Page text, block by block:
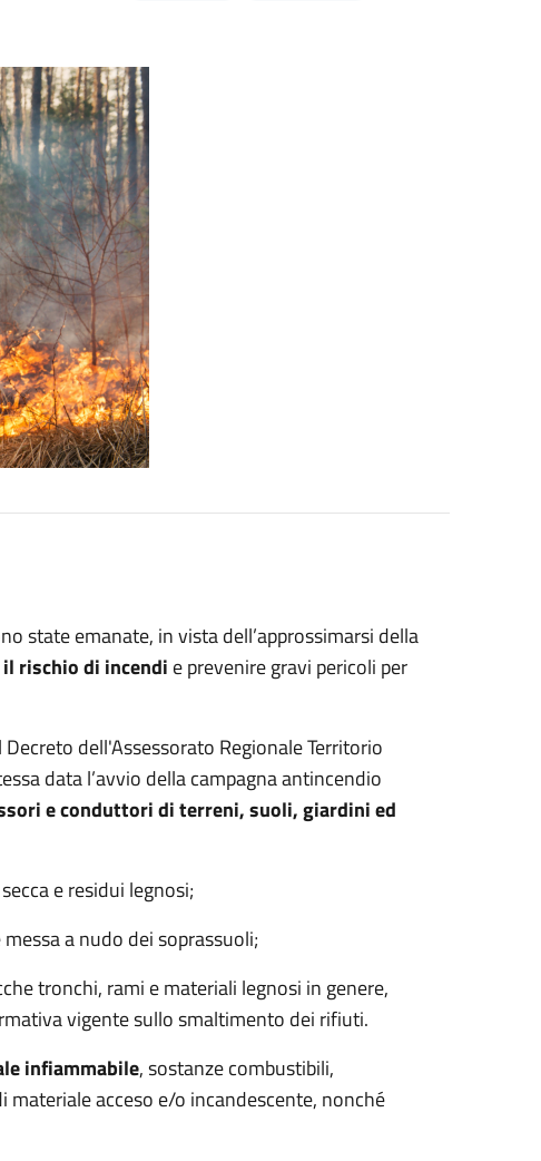
state emanate, in vista dell’approssimarsi della
rischio di incendi e prevenire gravi pericoli per
dell'Assessorato Regionale Territorio
data l’avvio della campagna antincendio
e conduttori di terreni, suoli, giardini ed
e residui legnosi;
a nudo dei soprassuoli;
tronchi, rami e materiali legnosi in genere,
vigente sullo smaltimento dei rifiuti.
infiammabile, sostanze combustibili,
acceso e/o incandescente, nonché